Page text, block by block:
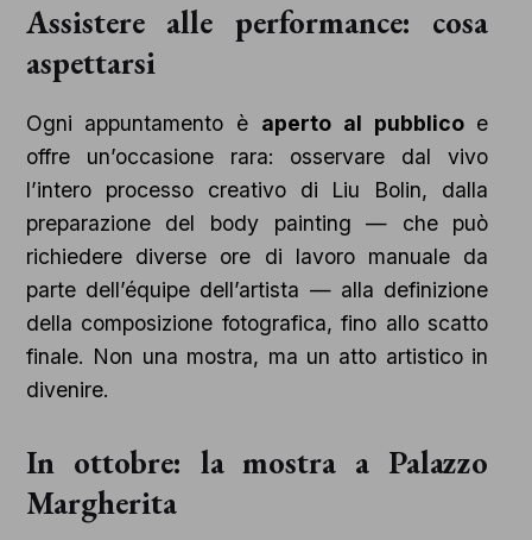
Assistere alle performance: cosa
aspettarsi
Ogni appuntamento è aperto al pubblicoe
offre un’occasione rara: osservare dal vivo
l’intero processo creativo di Liu Bolin, dalla
preparazione del body painting — che può
richiedere diverse ore di lavoro manuale da
parte dell’équipe dell’artista — alla definizione
della composizione fotografica, fino allo scatto
finale. Non una mostra, ma un atto artistico in
divenire.
In ottobre: la mostra a Palazzo
Margherita